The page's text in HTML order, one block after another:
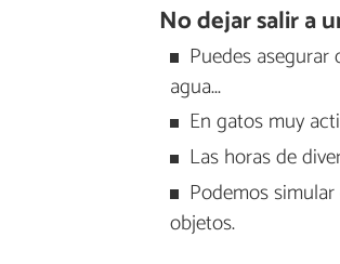
No dejar salir a
Puedes
agua...
En gatos muy
Las horas de
Podemos
objetos.